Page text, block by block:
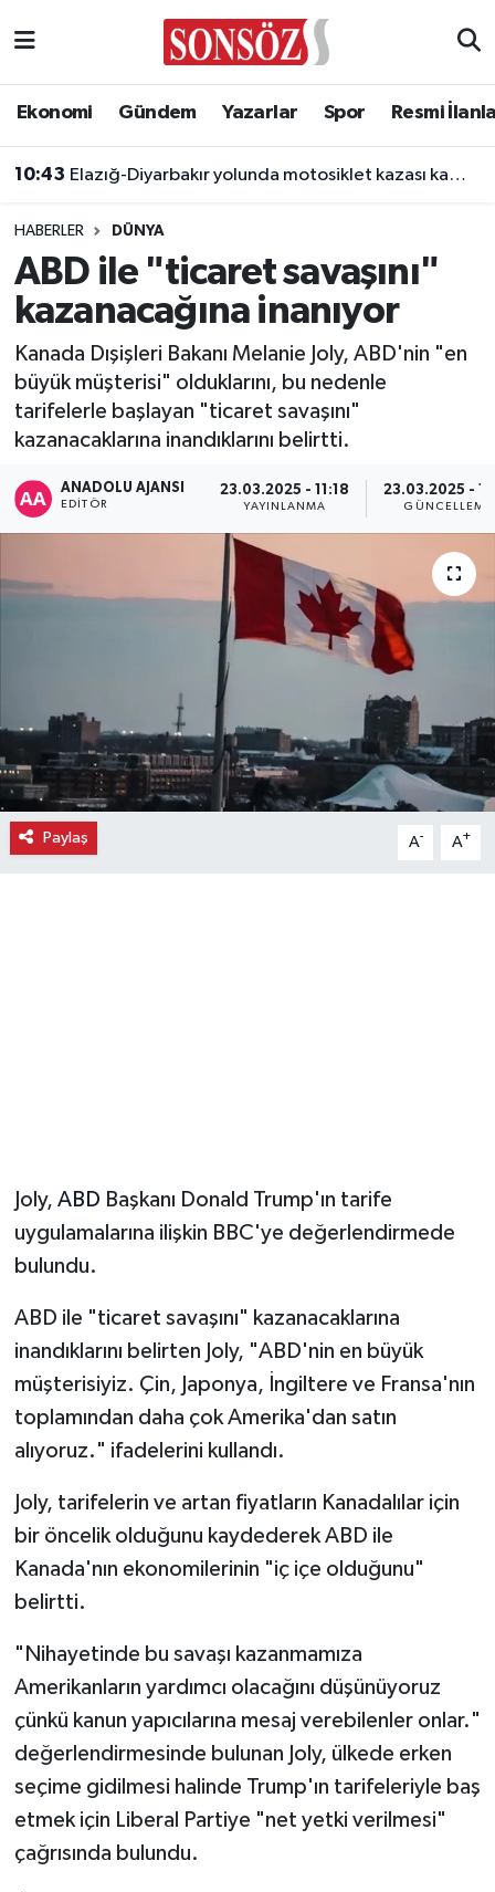
Ekonomi Gündem Yazarlar Spor Resmi
10:43 Elazığ-Diyarbakır yolunda motosiklet kazası kamerada
HABERLER DÜNYA
ABD ile "ticaret savaşını"
kazanacağına inanıyor
Kanada Dışişleri Bakanı Melanie Joly, ABD'nin "en
büyük müşterisi" olduklarını, bu nedenle
tarifelerle başlayan "ticaret savaşını"
kazanacaklarına inandıklarını belirtti.
ANADOLU AJANSI
EDITÖR
23.03.2025 - 11:18
YAYINLANMA
23.03.2025 -
GÜNCELLEME
Paylaş A- A+
Joly, ABD Başkanı Donald Trump'ın tarife
uygulamalarına ilişkin BBC'ye değerlendirmede
bulundu.
ABD ile "ticaret savaşını" kazanacaklarına
inandıklarını belirten Joly, "ABD'nin en büyük
müşterisiyiz. Çin, Japonya, İngiltere ve Fransa'nın
toplamından daha çok Amerika'dan satın
alıyoruz." ifadelerini kullandı.
Joly, tarifelerin ve artan fiyatların Kanadalılar için
bir öncelik olduğunu kaydederek ABD ile
Kanada'nın ekonomilerinin "iç içe olduğunu"
belirtti.
"Nihayetinde bu savaşı kazanmamıza
Amerikanların yardımcı olacağını düşünüyoruz
çünkü kanun yapıcılarına mesaj verebilenler onlar."
değerlendirmesinde bulunan Joly, ülkede erken
seçime gidilmesi halinde Trump'ın tarifeleriyle baş
etmek için Liberal Partiye "net yetki verilmesi"
çağrısında bulundu.
Asayiş
Biyografi
Çevre
Diğer
Dünya
Eğitim
Ekonomi
Eleman
Gurme
Haber
Seri İlan
Siyaset
Sokak Hayvanlarını Sahiplendirme
Sonsöz Özel
Vasıta
Ankara Nöbetçi Eczaneler
Ankara Trafik Yoğunluk Haritası
Süper Lig Puan Durumu ve Fikstür
Tüm Manşetler
Son Dakika Haberleri
Haber Arşivi